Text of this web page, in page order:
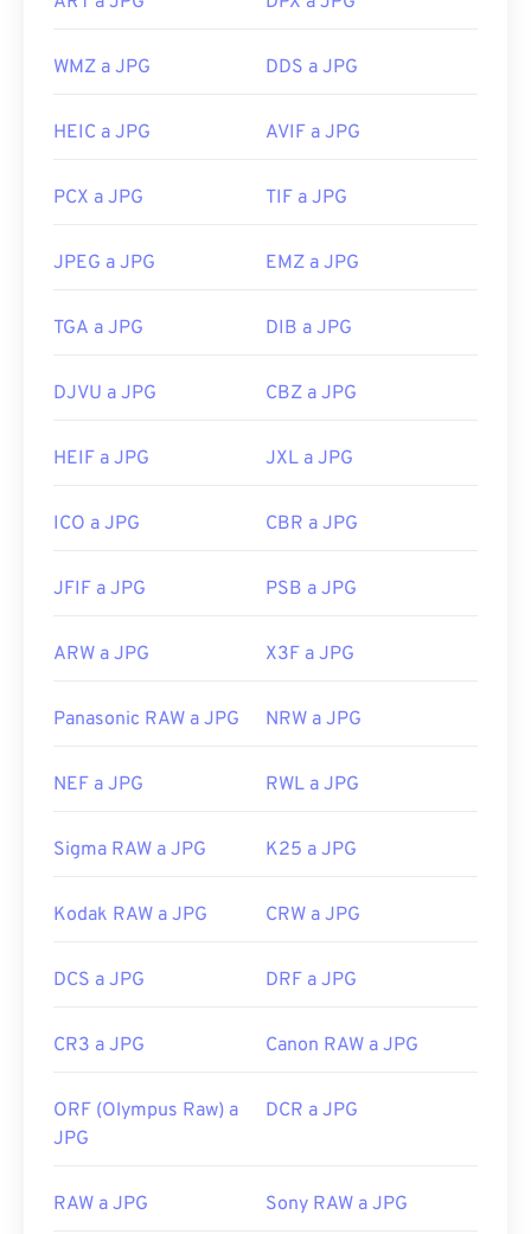
Herramientas JPG relacionadas:
colores de las imágenes
WMZ a JPG DDS a JPG
HEIC a JPG AVIF a JPG
PCX a JPG TIF a JPG
JPEG a JPG EMZ a JPG
TGA a JPG DIB a JPG
DJVU a JPG CBZ a JPG
HEIF a JPG JXL a JPG
ICO a JPG CBR a JPG
JFIF a JPG PSB a JPG
ARW a JPG X3F a JPG
Panasonic RAW a JPG NRW a JPG
NEF a JPG RWL a JPG
Sigma RAW a JPG K25 a JPG
Kodak RAW a JPG CRW a JPG
DCS a JPG DRF a JPG
CR3 a JPG Canon RAW a JPG
ORF (Olympus Raw) a
JPG
DCR a JPG
RAW a JPG Sony RAW a JPG